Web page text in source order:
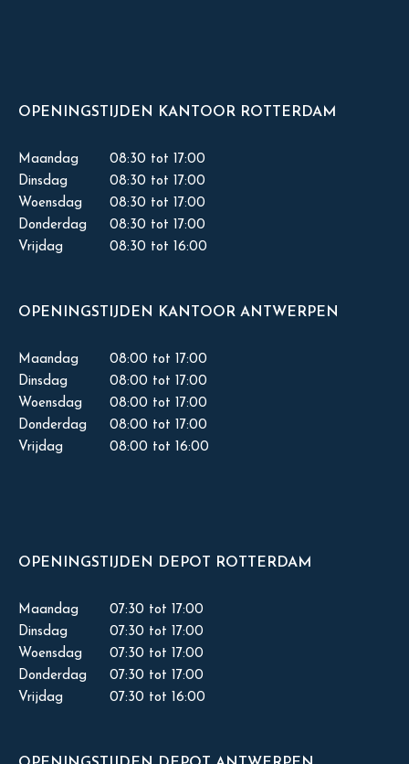
OPENINGSTIJDEN KANTOOR ROTTERDAM
Maandag
08:30 tot 17:00
Dinsdag
08:30 tot 17:00
Woensdag
08:30 tot 17:00
Donderdag
08:30 tot 17:00
Vrijdag
08:30 tot 16:00
OPENINGSTIJDEN KANTOOR ANTWERPEN
Maandag
08:00 tot 17:00
Dinsdag
08:00 tot 17:00
Woensdag
08:00 tot 17:00
Donderdag
08:00 tot 17:00
Vrijdag
08:00 tot 16:00
OPENINGSTIJDEN DEPOT ROTTERDAM
Maandag
07:30 tot 17:00
Dinsdag
07:30 tot 17:00
Woensdag
07:30 tot 17:00
Donderdag
07:30 tot 17:00
Vrijdag
07:30 tot 16:00